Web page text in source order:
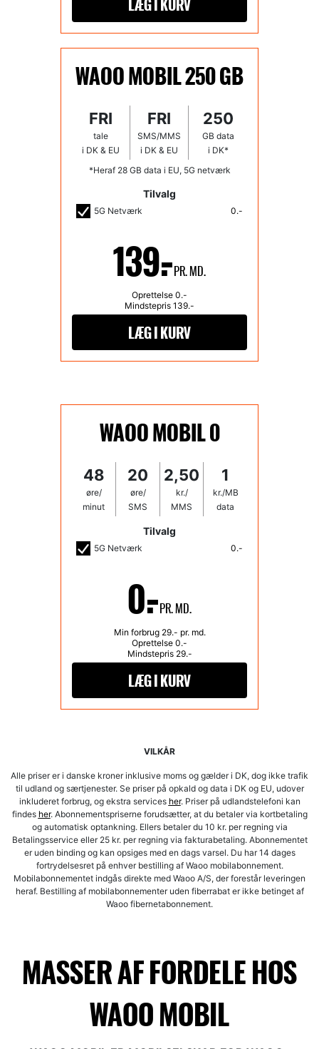
WAOO MOBIL 250 GB
FRI
tale
i DK & EU
FRI
SMS/MMS
i DK & EU
250
GB data
i DK*
*Heraf 28 GB data i EU, 5G netværk
Tilvalg
0.-
5G Netværk
139.-PR. MD.
Oprettelse 0.-
Mindstepris 139.-
WAOO MOBIL 0
48
øre/
minut
20
øre/
SMS
2,50
kr./
MMS
1
kr./MB
data
Tilvalg
0.-
5G Netværk
0.-PR. MD.
Min forbrug 29.- pr. md.
Oprettelse 0.-
Mindstepris 29.-
VILKÅR
Alle priser er i danske kroner inklusive moms og gælder i DK, dog ikke trafik
til udland og særtjenester. Se priser på opkald og data i DK og EU, udover
inkluderet forbrug, og ekstra services her. Priser på udlandstelefoni kan
findes her. Abonnementspriserne forudsætter, at du betaler via kortbetaling
og automatisk optankning. Ellers betaler du 10 kr. per regning via
Betalingsservice eller 25 kr. per regning via fakturabetaling. Abonnementet
er uden binding og kan opsiges med en dags varsel. Du har 14 dages
fortrydelsesret på enhver bestilling af Waoo mobilabonnement.
Mobilabonnementet indgås direkte med Waoo A/S, der forestår leveringen
heraf. Bestilling af mobilabonnementer uden fiberrabat er ikke betinget af
Waoo fibernetabonnement.
MASSER AF FORDELE HOS
WAOO MOBIL